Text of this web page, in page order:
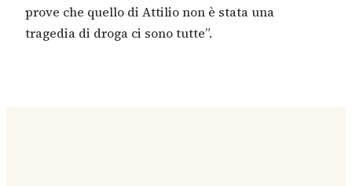
prove che quello di Attilio non è stata una
tragedia di droga ci sono tutte”.